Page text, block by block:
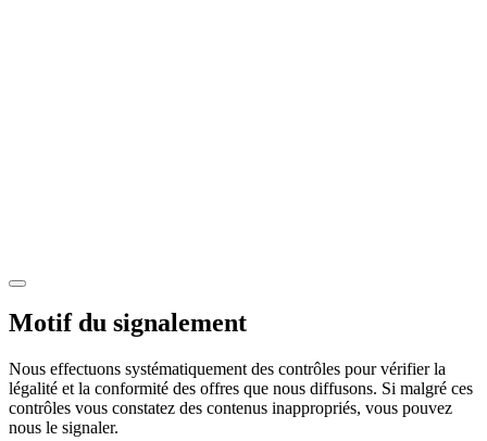
Motif du signalement
Nous effectuons systématiquement des contrôles pour vérifier la
légalité et la conformité des offres que nous diffusons. Si malgré ces
contrôles vous constatez des contenus inappropriés, vous pouvez
nous le signaler.